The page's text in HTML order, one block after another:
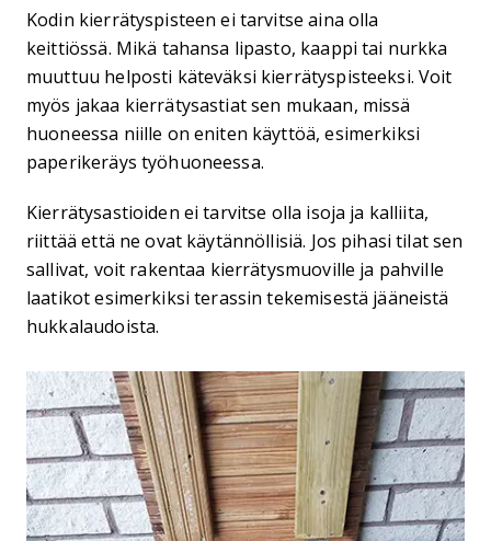
Kodin kierrätyspisteen ei tarvitse aina olla
keittiössä. Mikä tahansa lipasto, kaappi tai nurkka
muuttuu helposti käteväksi kierrätyspisteeksi. Voit
myös jakaa kierrätysastiat sen mukaan, missä
huoneessa niille on eniten käyttöä, esimerkiksi
paperikeräys työhuoneessa.
Kierrätysastioiden ei tarvitse olla isoja ja kalliita,
riittää että ne ovat käytännöllisiä. Jos pihasi tilat sen
sallivat, voit rakentaa kierrätysmuoville ja pahville
laatikot esimerkiksi terassin tekemisestä jääneistä
hukkalaudoista.